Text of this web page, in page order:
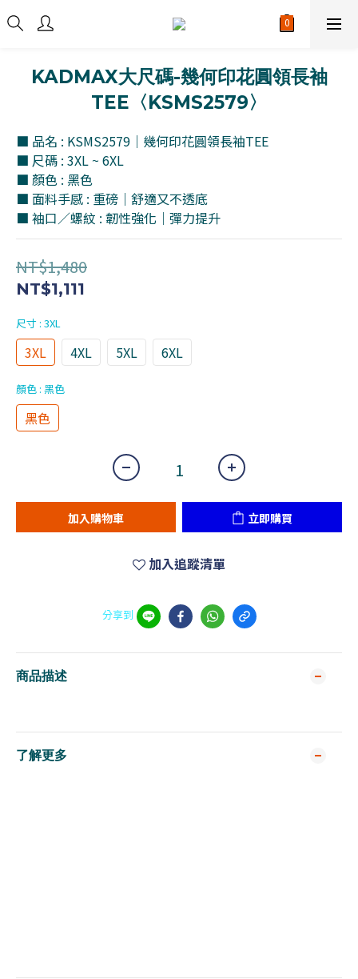
KADMAX大尺碼-幾何印花圓領長袖
TEE〈KSMS2579〉
■ 品名 : KSMS2579｜幾何印花圓領長袖TEE
■ 尺碼 : 3XL ~ 6XL
■ 顏色 : 黑色
■ 面料手感 : 重磅｜舒適又不透底
■ 袖口／螺紋 : 韌性強化｜彈力提升
NT$1,480
NT$1,111
尺寸 : 3XL
3XL 4XL 5XL 6XL
顏色 : 黑色
黑色
加入購物車 立即購買
加入追蹤清單
分享到
商品描述
了解更多